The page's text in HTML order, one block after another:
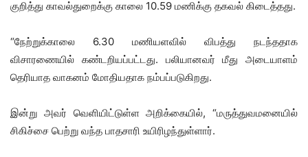
குறித்து காவல்துறைக்கு காலை 10.59 மணிக்கு தகவல் கிடைத்தது.
“நேற்றுக்காலை 6.30 மணியளவில் விபத்து நடந்ததாக
விசாரணையில் கண்டறியப்பட்டது. பலியானவர் மீது அடையாளம்
தெரியாத வாகனம் மோதியதாக நம்பப்படுகிறது.
இன்று அவர் வெளியிட்டுள்ள அறிக்கையில், “மருத்துவமனையில்
சிகிச்சை பெற்று வந்த பாதசாரி உயிரிழந்துள்ளார்.